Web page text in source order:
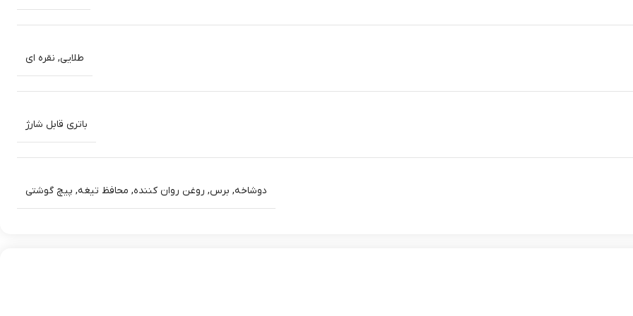
تولید تجهیزات تخصصی برای آرایشگران حرفه‌ای است. این برند در سال‌های اخیر به دلیل کیفیت ساخت بالا، طراحی مدرن و عملکرد قابل اعتماد،
طلایی, نقره ای
باتری قابل شارژ
دوشاخه, برس, روغن روان کننده, محافظ تیغه, پیچ گوشتی